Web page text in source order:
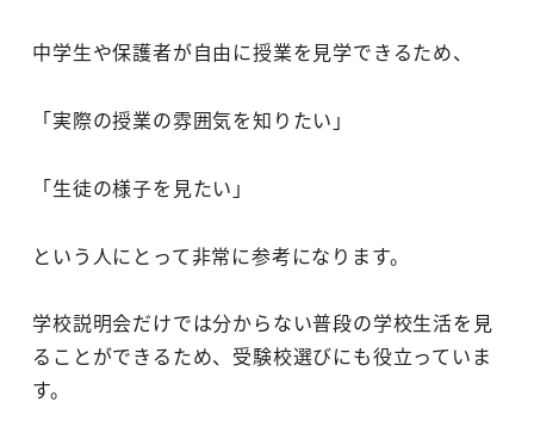
中学生や保護者が自由に授業を見学できるため、
「実際の授業の雰囲気を知りたい」
「生徒の様子を見たい」
という人にとって非常に参考になります。
学校説明会だけでは分からない普段の学校生活を見
ることができるため、受験校選びにも役立っていま
す。